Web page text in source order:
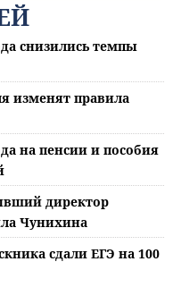
снизились темпы
изменят правила
на пенсии и пособия
директор
Чунихина
сдали ЕГЭ на 100